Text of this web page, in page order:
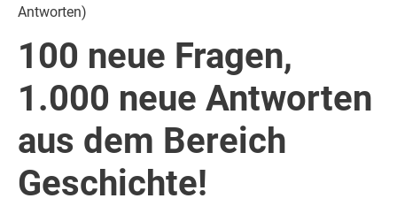
Antworten)
100 neue Fragen,
1.000 neue Antworten
aus dem Bereich
Geschichte!